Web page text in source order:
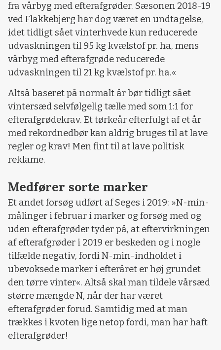
fra vårbyg med efterafgrøder. Sæsonen 2018-19
ved Flakkebjerg har dog været en undtagelse,
idet tidligt sået vinterhvede kun reducerede
udvaskningen til 95 kg kvælstof pr. ha, mens
vårbyg med efterafgrøde reducerede
udvaskningen til 21 kg kvælstof pr. ha.«
Altså baseret på normalt år bør tidligt sået
vintersæd selvfølgelig tælle med som 1:1 for
efterafgrødekrav. Et tørkeår efterfulgt af et år
med rekordnedbør kan aldrig bruges til at lave
regler og krav! Men fint til at lave politisk
reklame.
Medfører sorte marker
Et andet forsøg udført af Seges i 2019: »N-min-
målinger i februar i marker og forsøg med og
uden efterafgrøder tyder på, at eftervirkningen
af efterafgrøder i 2019 er beskeden og i nogle
tilfælde negativ, fordi N-min-indholdet i
ubevoksede marker i efteråret er høj grundet
den tørre vinter«. Altså skal man tildele vårsæd
større mængde N, når der har været
efterafgrøder forud. Samtidig med at man
trækkes i kvoten lige netop fordi, man har haft
efterafgrøder!